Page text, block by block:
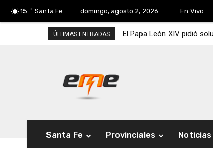
15 C Santa Fe domingo, agosto 2, 2026 En Vivo
ÚLTIMAS ENTRADAS El Papa León XIV pidió
Santa Fe Provinciales Noticias